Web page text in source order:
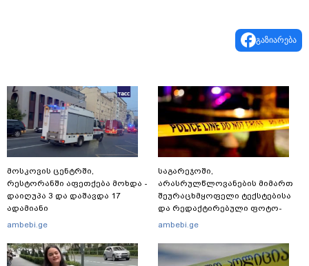
გაზიარება
მოსკოვის ცენტრში,
რესტორანში აფეთქება მოხდა -
დაიღუპა 3 და დაშავდა 17
ადამიანი
ambebi.ge
საგარეჯოში,
არასრულწლოვანების მიმართ
შეურაცხმყოფელი ტექსტებისა
და რედაქტირებული ფოტო-
ვიდეომასალის გავრცელების
ავრცელებს
ambebi.ge